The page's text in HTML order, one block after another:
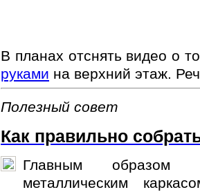
В планах отснять видео о
руками на верхний этаж.
Полезный совет
Как правильно
Главным образом
металлическим